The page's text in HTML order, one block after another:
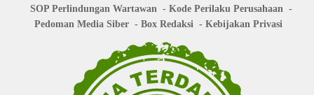
SOP Perlindungan Wartawan
Kode Perilaku Perusahaan
Pedoman Media Siber
Box Redaksi Kebijakan Privasi